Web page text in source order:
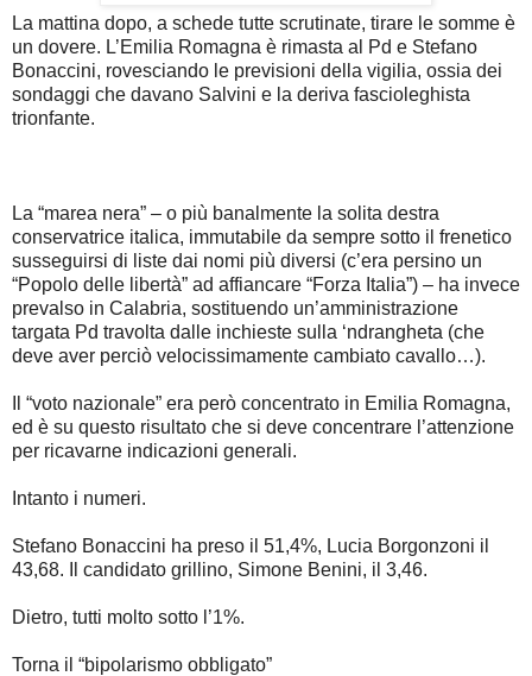
La mattina dopo, a schede tutte scrutinate, tirare le somme è
un dovere. L’Emilia Romagna è rimasta al Pd e Stefano
Bonaccini, rovesciando le previsioni della vigilia, ossia dei
sondaggi che davano Salvini e la deriva fascioleghista
trionfante.
La “marea nera” – o più banalmente la solita destra
conservatrice italica, immutabile da sempre sotto il frenetico
susseguirsi di liste dai nomi più diversi (c’era persino un
“Popolo delle libertà” ad affiancare “Forza Italia”) – ha invece
prevalso in Calabria, sostituendo un’amministrazione
targata Pd travolta dalle inchieste sulla ‘ndrangheta (che
deve aver perciò velocissimamente cambiato cavallo…).
Il “voto nazionale” era però concentrato in Emilia Romagna,
ed è su questo risultato che si deve concentrare l’attenzione
per ricavarne indicazioni generali.
Intanto i numeri.
Stefano Bonaccini ha preso il 51,4%, Lucia Borgonzoni il
43,68. Il candidato grillino, Simone Benini, il 3,46.
Dietro, tutti molto sotto l’1%.
Torna il “bipolarismo obbligato”